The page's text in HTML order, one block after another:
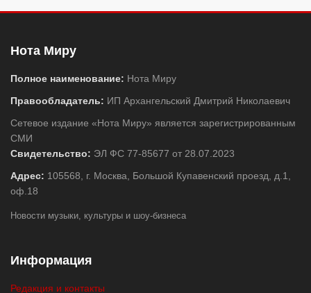
Нота Миру
Полное наименование: Нота Миру
Правообладатель: ИП Архангельский Дмитрий Николаевич
Сетевое издание «Нота Миру» является зарегистрированным
СМИ
Свидетельство: ЭЛ ФС 77-85677 от 28.07.2023
Адрес: 105568, г. Москва, Большой Купавенский проезд, д.1,
оф.18
Новости музыки, культуры и шоу-бизнеса
Информация
Редакция и контакты